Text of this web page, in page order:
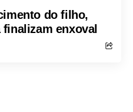
do filho,
finalizam enxoval